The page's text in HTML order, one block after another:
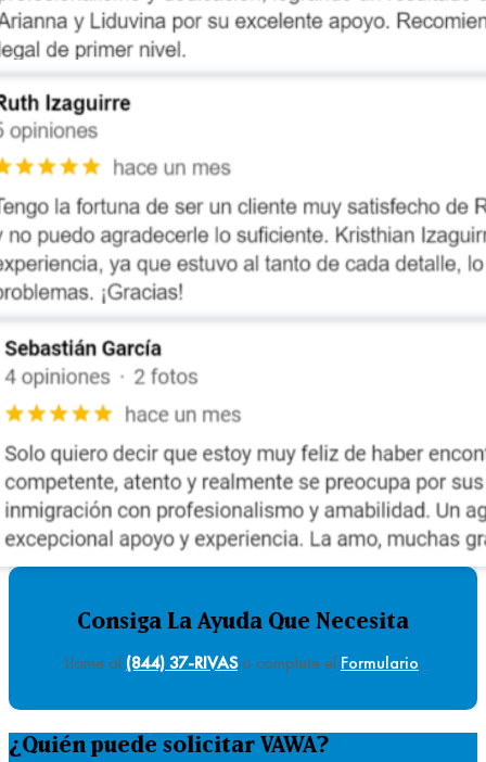
Consiga La Ayuda Que Necesita
Llame al (844) 37-RIVASo complete el Formulario.
¿Quién puede solicitar VAWA?